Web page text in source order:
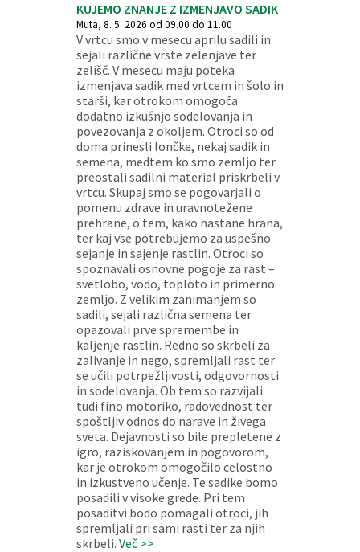
KUJEMO ZNANJE Z IZMENJAVO SADIK
Muta, 8. 5. 2026 od 09.00 do 11.00
V vrtcu smo v mesecu aprilu sadili in
sejali različne vrste zelenjave ter
zelišč. V mesecu maju poteka
izmenjava sadik med vrtcem in šolo in
starši, kar otrokom omogoča
dodatno izkušnjo sodelovanja in
povezovanja z okoljem. Otroci so od
doma prinesli lončke, nekaj sadik in
semena, medtem ko smo zemljo ter
preostali sadilni material priskrbeli v
vrtcu. Skupaj smo se pogovarjali o
pomenu zdrave in uravnotežene
prehrane, o tem, kako nastane hrana,
ter kaj vse potrebujemo za uspešno
sejanje in sajenje rastlin. Otroci so
spoznavali osnovne pogoje za rast –
svetlobo, vodo, toploto in primerno
zemljo. Z velikim zanimanjem so
sadili, sejali različna semena ter
opazovali prve spremembe in
kaljenje rastlin. Redno so skrbeli za
zalivanje in nego, spremljali rast ter
se učili potrpežljivosti, odgovornosti
in sodelovanja. Ob tem so razvijali
tudi fino motoriko, radovednost ter
spoštljiv odnos do narave in živega
sveta. Dejavnosti so bile prepletene z
igro, raziskovanjem in pogovorom,
kar je otrokom omogočilo celostno
in izkustveno učenje. Te sadike bomo
posadili v visoke grede. Pri tem
posaditvi bodo pomagali otroci, jih
spremljali pri sami rasti ter za njih
skrbeli. Več >>